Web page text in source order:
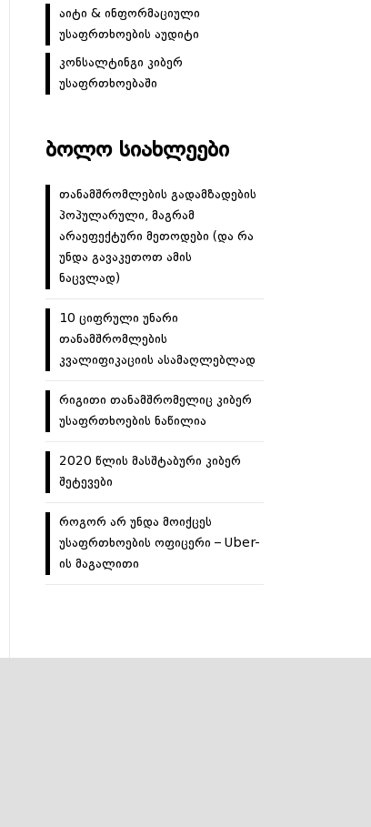
აიტი & ინფორმაციული
უსაფრთხოების აუდიტი
კონსალტინგი კიბერ
უსაფრთხოებაში
ᲑᲝᲚᲝ ᲡᲘᲐᲮᲚᲔᲔᲑᲘ
თანამშრომლების გადამზადების
პოპულარული, მაგრამ
არაეფექტური მეთოდები (და რა
უნდა გავაკეთოთ ამის
ნაცვლად)
10 ციფრული უნარი
თანამშრომლების
კვალიფიკაციის ასამაღლებლად
რიგითი თანამშრომელიც კიბერ
უსაფრთხოების ნაწილია
2020 წლის მასშტაბური კიბერ
შეტევები
როგორ არ უნდა მოიქცეს
უსაფრთხოების ოფიცერი – Uber-
ის მაგალითი